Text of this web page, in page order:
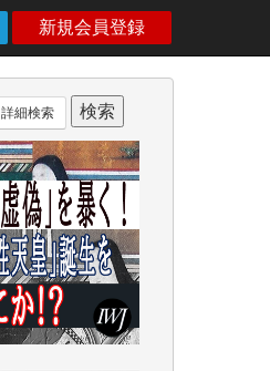
新規会員登録
詳細検索